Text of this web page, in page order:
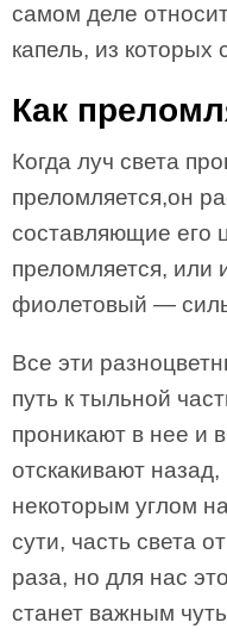
самом деле
капель, из которых
Как
Когда луч света
преломляется,он
составляющие его
преломляется, или
фиолетовый —
Все эти
путь к тыльной
проникают в нее и
отскакивают
некоторым углом
сути, часть света
раза, но для нас
станет важным